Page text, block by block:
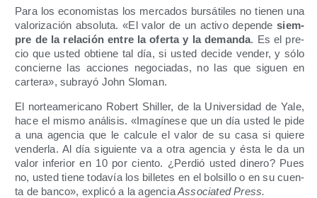
Para los eco­no­mis­tas los mer­ca­dos bur­sá­ti­les no tie­nen una
valo­ri­za­ción abso­lu­ta. «El valor de un acti­vo depen­desiem­
pre de la rela­ción entre la ofer­ta y la deman­da. Es el pre­
cio que usted obtie­ne tal día, si usted deci­de ven­der, y sólo
con­cier­ne las accio­nes nego­cia­das, no las que siguen en
car­te­ra», sub­ra­yó John Sloman.
El nor­te­ame­ri­cano Robert Shi­ller, de la Uni­ver­si­dad de Yale,
hace el mis­mo aná­li­sis. «Ima­gí­ne­se que un día usted le pide
a una agen­cia que le cal­cu­le el valor de su casa si quie­re
ven­der­la. Al día siguien­te va a otra agen­cia y ésta le da un
valor infe­rior en 10 por cien­to. ¿Per­dió usted dine­ro? Pues
no, usted tie­ne toda­vía los bille­tes en el bol­si­llo o en su cuen­
ta de ban­co», expli­có a la agen­ciaAsso­cia­ted Press.